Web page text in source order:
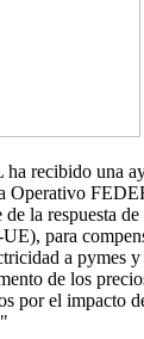
ha recibido una
Operativo
la respuesta
para
a pymes
de los
por el impacto